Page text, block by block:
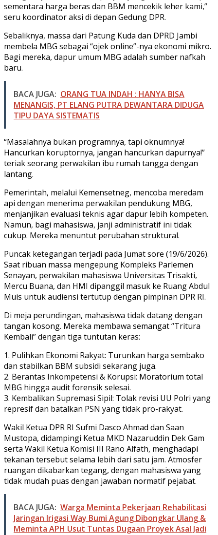
sementara harga beras dan BBM mencekik leher kami,”
seru koordinator aksi di depan Gedung DPR.
Sebaliknya, massa dari Patung Kuda dan DPRD Jambi
membela MBG sebagai “ojek online”-nya ekonomi mikro.
Bagi mereka, dapur umum MBG adalah sumber nafkah
baru.
BACA JUGA: ORANG TUA INDAH : HANYA BISA
MENANGIS, PT ELANG PUTRA DEWANTARA DIDUGA
TIPU DAYA SISTEMATIS
“Masalahnya bukan programnya, tapi oknumnya!
Hancurkan koruptornya, jangan hancurkan dapurnya!”
teriak seorang perwakilan ibu rumah tangga dengan
lantang.
Pemerintah, melalui Kemensetneg, mencoba meredam
api dengan menerima perwakilan pendukung MBG,
menjanjikan evaluasi teknis agar dapur lebih kompeten.
Namun, bagi mahasiswa, janji administratif ini tidak
cukup. Mereka menuntut perubahan struktural.
Puncak ketegangan terjadi pada Jumat sore (19/6/2026).
Saat ribuan massa mengepung Kompleks Parlemen
Senayan, perwakilan mahasiswa Universitas Trisakti,
Mercu Buana, dan HMI dipanggil masuk ke Ruang Abdul
Muis untuk audiensi tertutup dengan pimpinan DPR RI.
Di meja perundingan, mahasiswa tidak datang dengan
tangan kosong. Mereka membawa semangat “Tritura
Kembali” dengan tiga tuntutan keras:
1. Pulihkan Ekonomi Rakyat: Turunkan harga sembako
dan stabilkan BBM subsidi sekarang juga.
2. Berantas Inkompetensi & Korupsi: Moratorium total
MBG hingga audit forensik selesai.
3. Kembalikan Supremasi Sipil: Tolak revisi UU Polri yang
represif dan batalkan PSN yang tidak pro-rakyat.
Wakil Ketua DPR RI Sufmi Dasco Ahmad dan Saan
Mustopa, didampingi Ketua MKD Nazaruddin Dek Gam
serta Wakil Ketua Komisi III Rano Alfath, menghadapi
tekanan tersebut selama lebih dari satu jam. Atmosfer
ruangan dikabarkan tegang, dengan mahasiswa yang
tidak mudah puas dengan jawaban normatif pejabat.
BACA JUGA: Warga Meminta Pekerjaan Rehabilitasi
Jaringan Irigasi Way Bumi Agung Dibongkar Ulang &
Meminta APH Usut Tuntas Dugaan Proyek Asal Jadi